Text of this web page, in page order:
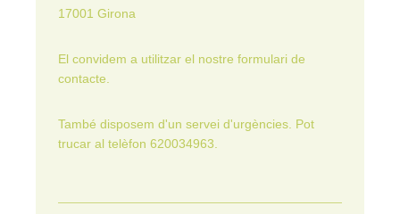
17001 Girona
El convidem a utilitzar el nostre formulari de
contacte.
També disposem d'un servei d'urgències. Pot
trucar al telèfon 620034963.